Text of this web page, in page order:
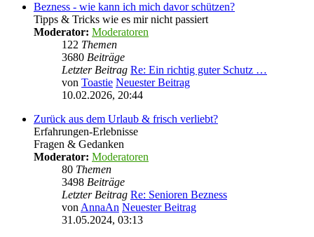
Bezness - wie kann ich mich davor schützen?
Tipps & Tricks wie es mir nicht passiert
Moderator: Moderatoren
122 Themen
3680 Beiträge
Letzter Beitrag Re: Ein richtig guter Schutz …
von Toastie Neuester Beitrag
10.02.2026, 20:44
Zurück aus dem Urlaub & frisch verliebt?
Erfahrungen-Erlebnisse
Fragen & Gedanken
Moderator: Moderatoren
80 Themen
3498 Beiträge
Letzter Beitrag Re: Senioren Bezness
von AnnaAn Neuester Beitrag
31.05.2024, 03:13